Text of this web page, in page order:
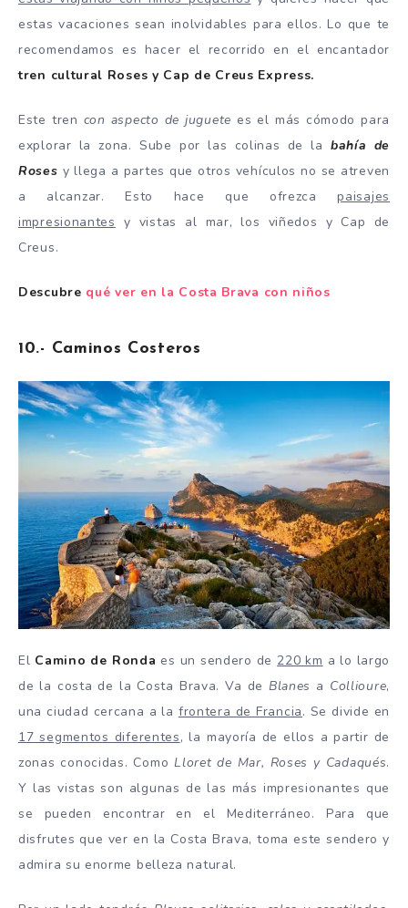
estas vacaciones sean inolvidables para ellos. Lo que te
recomendamos es hacer el recorrido en el encantador
tren cultural Roses y Cap de Creus Express.
Este tren con aspecto de juguete es el más cómodo para
explorar la zona. Sube por las colinas de la bahía de
Roses y llega a partes que otros vehículos no se atreven
a alcanzar. Esto hace que ofrezcapaisajes
impresionantes y vistas al mar, los viñedos y Cap de
Creus.
Descubre qué ver en la Costa Brava con niños
10.- Caminos Costeros
El Camino de Ronda es un sendero de 220 km a lo largo
de la costa de la Costa Brava. Va de Blanes a Collioure,
una ciudad cercana a la frontera de Francia. Se divide en
17 segmentos diferentes, la mayoría de ellos a partir de
zonas conocidas. ComoLloret de Mar, Roses y Cadaqués.
Y las vistas son algunas de las más impresionantes que
se pueden encontrar en el Mediterráneo. Para que
disfrutes que ver en la Costa Brava, toma este sendero y
admira su enorme belleza natural.